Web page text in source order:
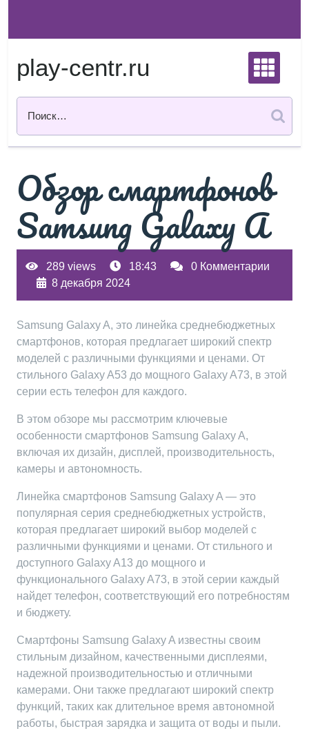
содержимому
play-centr.ru
Обзор смартфонов
Samsung Galaxy A
289 views 18:43
0 Комментарии
8 декабря 2024
Samsung Galaxy A, это линейка среднебюджетных
смартфонов, которая предлагает широкий спектр
моделей с различными функциями и ценами. От
стильного Galaxy A53 до мощного Galaxy A73, в этой
серии есть телефон для каждого.
В этом обзоре мы рассмотрим ключевые
особенности смартфонов Samsung Galaxy A,
включая их дизайн, дисплей, производительность,
камеры и автономность.
Линейка смартфонов Samsung Galaxy A — это
популярная серия среднебюджетных устройств,
которая предлагает широкий выбор моделей с
различными функциями и ценами. От стильного и
доступного Galaxy A13 до мощного и
функционального Galaxy A73, в этой серии каждый
найдет телефон, соответствующий его потребностям
и бюджету.
Смартфоны Samsung Galaxy A известны своим
стильным дизайном, качественными дисплеями,
надежной производительностью и отличными
камерами. Они также предлагают широкий спектр
функций, таких как длительное время автономной
работы, быстрая зарядка и защита от воды и пыли.